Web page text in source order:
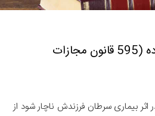
کلمه اضطرار در این ماده (595 قانون مجازات
بیماری سرطان فرزندش ناچار شود از